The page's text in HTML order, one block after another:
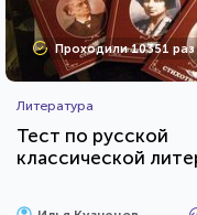
Проходили 10351 раз
Литература
Тест по русской
классической